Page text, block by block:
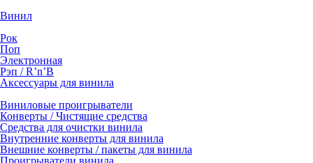
Винил
Рок
Поп
Электронная
Рэп / R’n’B
Аксессуары для винила
Виниловые проигрыватели
Конверты / Чистящие средства
Средства для очистки винила
Внутренние конверты для винила
Внешние конверты / пакеты для винила
Проигрыватели винила